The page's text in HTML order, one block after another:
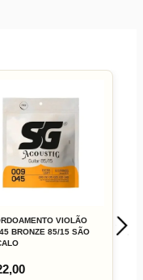
VIOLÃO
BRONZE 85/15 SÃO